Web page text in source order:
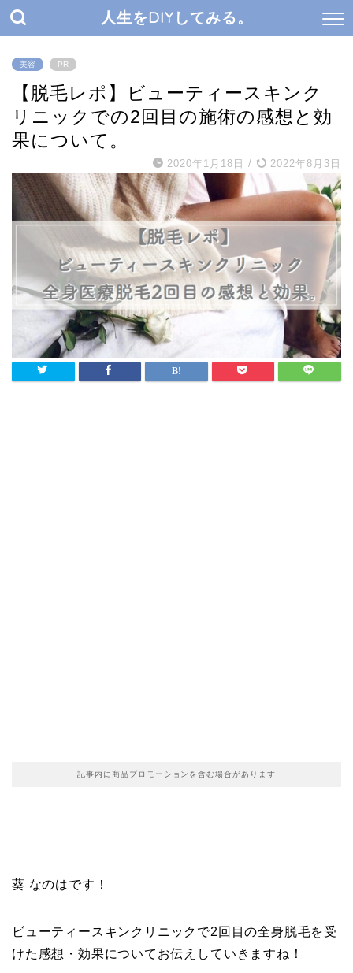
人生をDIYしてみる。
美容 PR
【脱毛レポ】ビューティースキンク
リニックでの2回目の施術の感想と効
果について。
2020年1月18日 / 2022年8月3日
記事内に商品プロモーションを含む場合があります
葵 なのはです！
ビューティースキンクリニックで2回目の全身脱毛を受
けた感想・効果についてお伝えしていきますね！